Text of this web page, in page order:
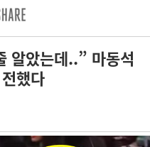
알았는데..” 마동석
했다